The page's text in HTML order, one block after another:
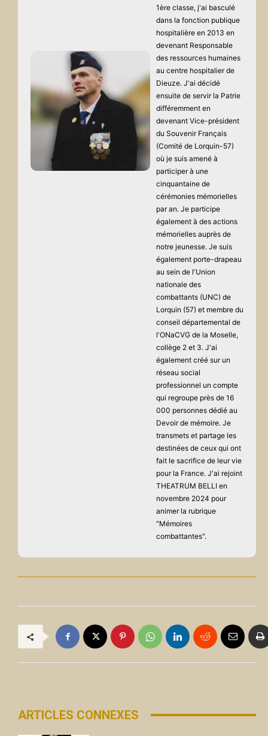
1ère classe, j'ai basculé
dans la fonction publique
hospitalière en 2013 en
devenant Responsable
des ressources humaines
au centre hospitalier de
Dieuze. J'ai décidé
ensuite de servir la Patrie
différemment en
devenant Vice-président
du Souvenir Français
(Comité de Lorquin-57)
où je suis amené à
participer à une
cinquantaine de
cérémonies mémorielles
par an. Je participe
également à des actions
mémorielles auprès de
notre jeunesse. Je suis
également porte-drapeau
au sein de l'Union
nationale des
combattants (UNC) de
Lorquin (57) et membre du
conseil départemental de
l'ONaCVG de la Moselle,
collège 2 et 3. J'ai
également créé sur un
réseau social
professionnel un compte
qui regroupe près de 16
000 personnes dédié au
Devoir de mémoire. Je
transmets et partage les
destinées de ceux qui ont
fait le sacrifice de leur vie
pour la France. J'ai rejoint
THEATRUM BELLI en
novembre 2024 pour
animer la rubrique
"Mémoires
combattantes".
ARTICLES CONNEXES